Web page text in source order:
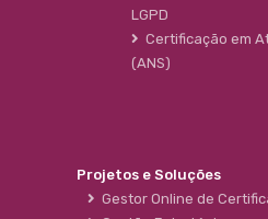
LGPD
Certificação em
(ANS)
Projetos e Soluções
Gestor Online de